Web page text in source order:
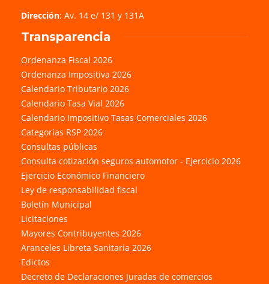
Dirección: Av. 14 e/ 131 y 131A
Transparencia
Ordenanza Fiscal 2026
Ordenanza Impositiva 2026
Calendario Tributario 2026
Calendario Tasa Vial 2026
Calendario Impositivo Tasas Comerciales 2026
Categorías RSP 2026
Consultas públicas
Consulta cotización seguros automotor - Ejercicio 2026
Ejercicio Económico Financiero
Ley de responsabilidad fiscal
Boletín Municipal
Licitaciones
Mayores Contribuyentes 2026
Aranceles Libreta Sanitaria 2026
Edictos
Decreto de Declaraciones Juradas de comercios